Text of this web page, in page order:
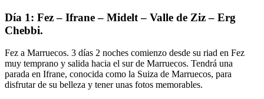
Día 1: Fez – Ifrane – Midelt – Valle de Ziz – Erg
Chebbi.
Fez a Marruecos. 3 días 2 noches comienzo desde su riad en Fez
muy temprano y salida hacia el sur de Marruecos. Tendrá una
parada en Ifrane, conocida como la Suiza de Marruecos, para
disfrutar de su belleza y tener unas fotos memorables.